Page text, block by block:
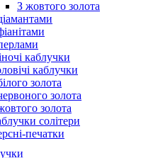
З жовтого золота
каблучки
каблучки
золота
золота
золота
солітери
печатки